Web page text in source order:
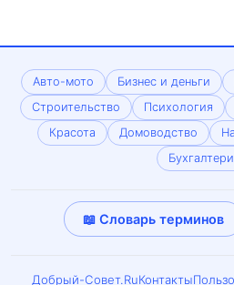
Авто-мото Бизнес и деньги
Строительство
Психология
Красота
Домоводство
📖 Словарь терминов
Добрый-Совет.RuКонтакты